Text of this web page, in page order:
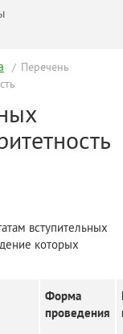
Перечень
вступительных
которых
Форма
проведения